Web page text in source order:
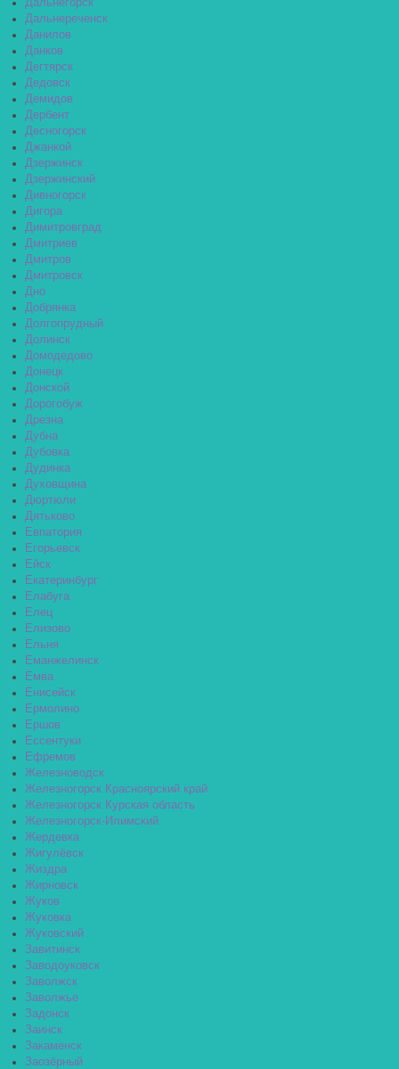
Дальнегорск
Дальнереченск
Данилов
Данков
Дегтярск
Дедовск
Демидов
Дербент
Десногорск
Джанкой
Дзержинск
Дзержинский
Дивногорск
Дигора
Димитровград
Дмитриев
Дмитров
Дмитровск
Дно
Добрянка
Долгопрудный
Долинск
Домодедово
Донецк
Донской
Дорогобуж
Дрезна
Дубна
Дубовка
Дудинка
Духовщина
Дюртюли
Дятьково
Евпатория
Егорьевск
Ейск
Екатеринбург
Елабуга
Елец
Елизово
Ельня
Еманжелинск
Емва
Енисейск
Ермолино
Ершов
Ессентуки
Ефремов
Железноводск
Железногорск Красноярский край
Железногорск Курская область
Железногорск-Илимский
Жердевка
Жигулёвск
Жиздра
Жирновск
Жуков
Жуковка
Жуковский
Завитинск
Заводоуковск
Заволжск
Заволжье
Задонск
Заинск
Закаменск
Заозёрный